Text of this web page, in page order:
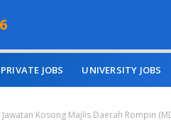
PRIVATE JOBS UNIVERSITY JOBS
Jawatan Kosong Majlis Daerah Rompin